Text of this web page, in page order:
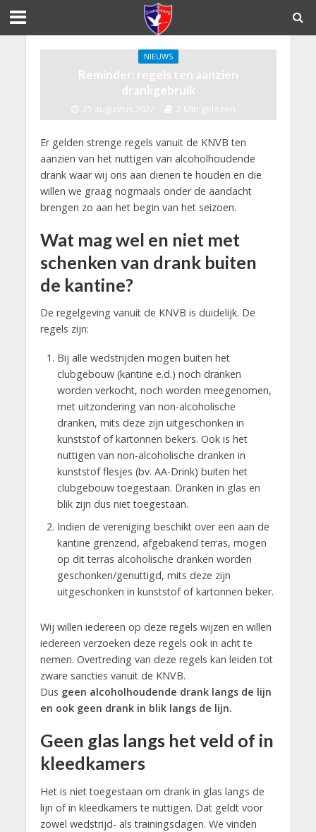
NIEUWS
Reminder: regels ten aanzien
drankgebruik
25 augustus 2022 2 Min gelezen
Er gelden strenge regels vanuit de KNVB ten
aanzien van het nuttigen van alcoholhoudende
drank waar wij ons aan dienen te houden en die
willen we graag nogmaals onder de aandacht
brengen zo aan het begin van het seizoen.
Wat mag wel en niet met
schenken van drank buiten
de kantine?
De regelgeving vanuit de KNVB is duidelijk. De
regels zijn:
Bij alle wedstrijden mogen buiten het
clubgebouw (kantine e.d.) noch dranken
worden verkocht, noch worden meegenomen,
met uitzondering van non-alcoholische
dranken, mits deze zijn uitgeschonken in
kunststof of kartonnen bekers. Ook is het
nuttigen van non-alcoholische dranken in
kunststof flesjes (bv. AA-Drink) buiten het
clubgebouw toegestaan. Dranken in glas en
blik zijn dus niet toegestaan.
Indien de vereniging beschikt over een aan de
kantine grenzend, afgebakend terras, mogen
op dit terras alcoholische dranken worden
geschonken/genuttigd, mits deze zijn
uitgeschonken in kunststof of kartonnen beker.
Wij willen iedereen op deze regels wijzen en willen
iedereen verzoeken deze regels ook in acht te
nemen. Overtreding van deze regels kan leiden tot
zware sancties vanuit de KNVB.
Dus geen alcoholhoudende drank langs de lijn
en ook geen drank in blik langs de lijn.
Geen glas langs het veld of in
kleedkamers
Het is niet toegestaan om drank in glas langs de
lijn of in kleedkamers te nuttigen. Dat geldt voor
zowel wedstrijd- als trainingsdagen. We vinden